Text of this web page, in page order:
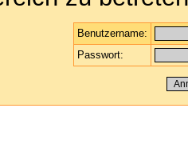
Benutzername:
Passwort: